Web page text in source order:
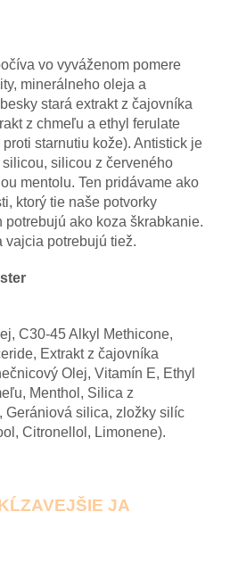
vo vyváženom pomere
minerálneho oleja a
stará extrakt z čajovníka
z chmeľu a ethyl ferulate
starnutiu kože). Antistick je
silicou z červeného
mentolu. Ten pridávame ako
ktorý tie naše potvorky
potrebujú ako koza škrabkanie.
vajcia potrebujú tiež.
C30-45 Alkyl Methicone,
Extrakt z čajovníka
Olej, Vitamín E, Ethyl
Menthol, Silica z
Gerániová silica, zložky silíc
Citronellol, Limonene).
JA